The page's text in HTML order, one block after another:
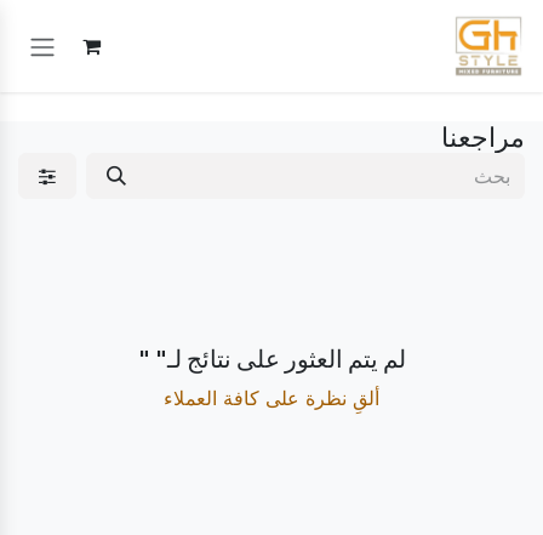
تخطي للذهاب إلى المحتوى
مراجعنا
لم يتم العثور على نتائج لـ" "
ألقِ نظرة على كافة العملاء